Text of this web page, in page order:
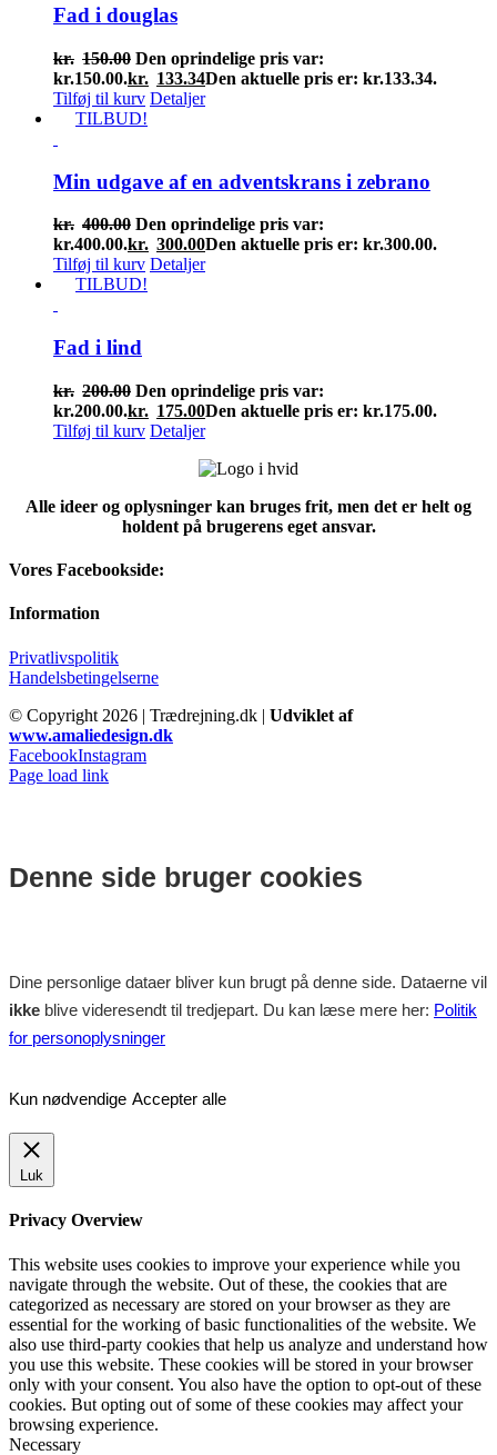
Fad i douglas
kr. 150.00 Den oprindelige pris var:
kr.150.00.kr. 133.34Den aktuelle pris er: kr.133.34.
Tilføj til kurv Detaljer
TILBUD!
Min udgave af en adventskrans i zebrano
kr. 400.00 Den oprindelige pris var:
kr.400.00.kr. 300.00Den aktuelle pris er: kr.300.00.
Tilføj til kurv Detaljer
TILBUD!
Fad i lind
kr. 200.00 Den oprindelige pris var:
kr.200.00.kr. 175.00Den aktuelle pris er: kr.175.00.
Tilføj til kurv Detaljer
Alle ideer og oplysninger kan bruges frit, men det er helt og
holdent på brugerens eget ansvar.
Vores Facebookside:
Information
Privatlivspolitik
Handelsbetingelserne
© Copyright 2026 | Trædrejning.dk | Udviklet af
www.amaliedesign.dk
FacebookInstagram
Page load link
Denne side bruger cookies
Dine personlige dataer bliver kun brugt på denne side. Dataerne vil
ikke blive videresendt til tredjepart. Du kan læse mere her: Politik
for personoplysninger
Kun nødvendige Accepter alle
Luk
Privacy Overview
This website uses cookies to improve your experience while you
navigate through the website. Out of these, the cookies that are
categorized as necessary are stored on your browser as they are
essential for the working of basic functionalities of the website. We
also use third-party cookies that help us analyze and understand how
you use this website. These cookies will be stored in your browser
only with your consent. You also have the option to opt-out of these
cookies. But opting out of some of these cookies may affect your
browsing experience.
Necessary